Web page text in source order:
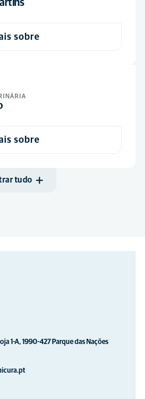
sobre
sobre
tudo
1-A, 1990-427 Parque das Nações